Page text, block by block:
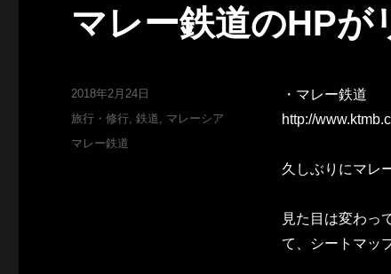
マレー鉄道のHPが
・マレー鉄道
http://
久しぶりにマレ
見た目は変わっ
て、シートマッ
投
稿
2018年2月24日
カ
旅行・修行,鉄道, マレーシア
タ
マレー鉄道